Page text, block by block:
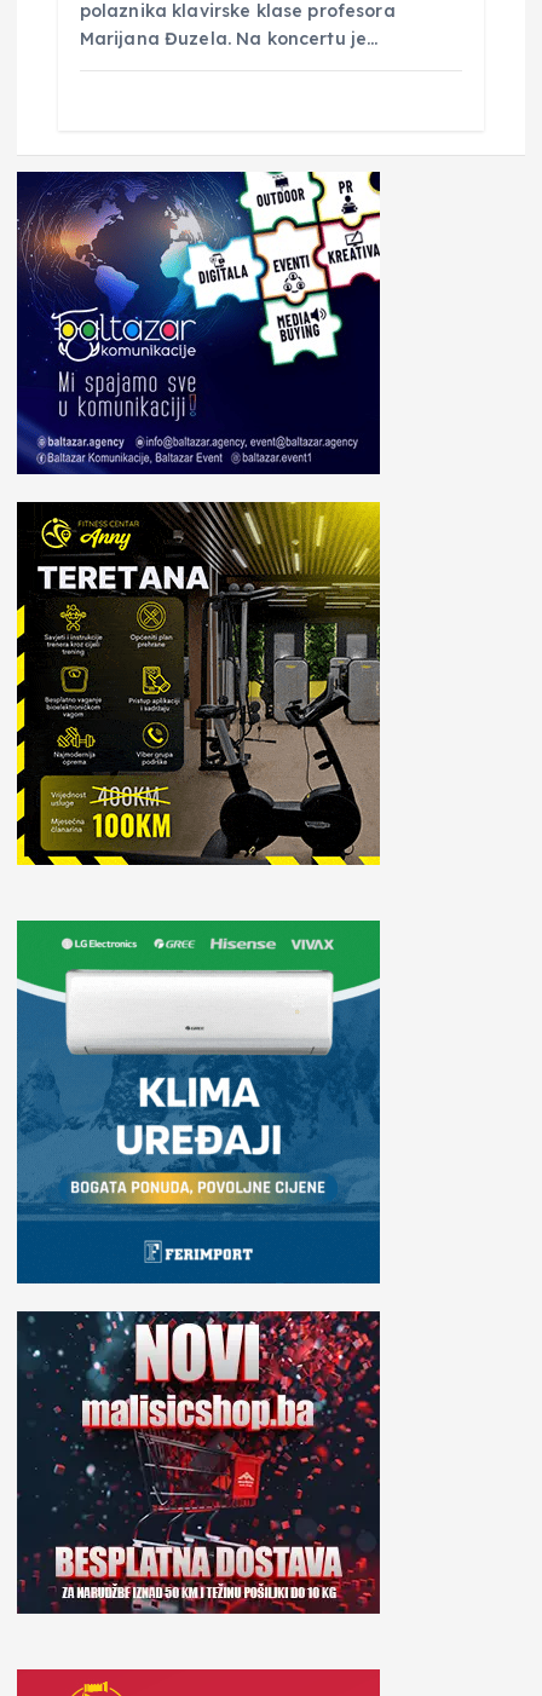
polaznika klavirske klase profesora
Marijana Đuzela. Na koncertu je…